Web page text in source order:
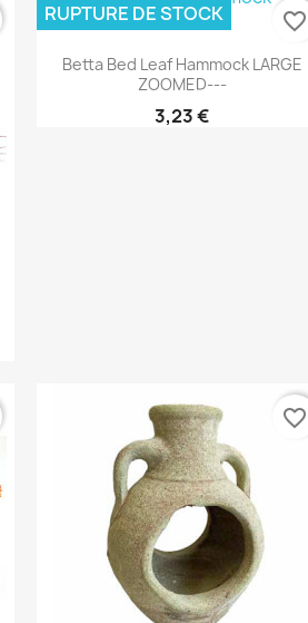
Aperçu rapide
Betta Bed Leaf Hammock LARGE
ZOOMED---
3,23 €
RUPTURE DE STOCK favorite_border
favorite_border